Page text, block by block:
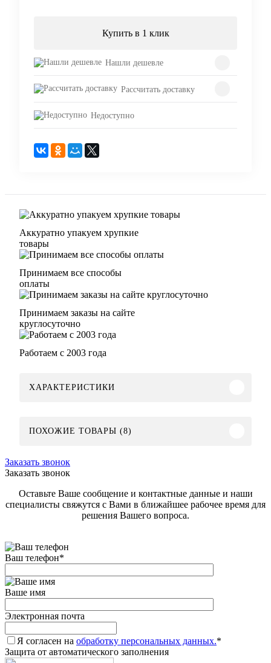
Купить в 1 клик
Нашли дешевле
Рассчитать доставку
Недоступно
Аккуратно упакуем хрупкие
товары
Принимаем все способы
оплаты
Принимаем заказы на сайте
круглосуточно
Работаем с 2003 года
ХАРАКТЕРИСТИКИ
ПОХОЖИЕ ТОВАРЫ (8)
Заказать звонок
Заказать звонок
Оставьте Ваше сообщение и контактные данные и наши
специалисты свяжутся с Вами в ближайшее рабочее время для
решения Вашего вопроса.
Ваш телефон*
Ваше имя
Электронная почта
Я согласен на обработку персональных данных.*
Защита от автоматического заполнения